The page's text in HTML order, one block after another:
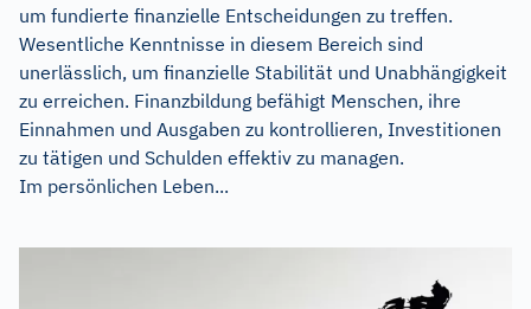
um fundierte finanzielle Entscheidungen zu treffen.
Wesentliche Kenntnisse in diesem Bereich sind
unerlässlich, um finanzielle Stabilität und Unabhängigkeit
zu erreichen. Finanzbildung befähigt Menschen, ihre
Einnahmen und Ausgaben zu kontrollieren, Investitionen
zu tätigen und Schulden effektiv zu managen.
Im persönlichen Leben...